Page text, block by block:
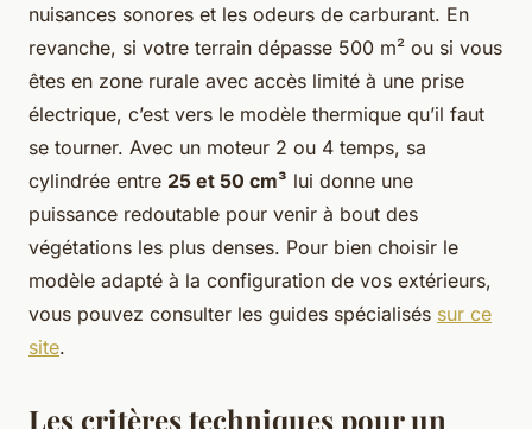
nuisances sonores et les odeurs de carburant. En
revanche, si votre terrain dépasse 500 m² ou si vous
êtes en zone rurale avec accès limité à une prise
électrique, c’est vers le modèle thermique qu’il faut
se tourner. Avec un moteur 2 ou 4 temps, sa
cylindrée entre 25 et 50 cm³ lui donne une
puissance redoutable pour venir à bout des
végétations les plus denses. Pour bien choisir le
modèle adapté à la configuration de vos extérieurs,
vous pouvez consulter les guides spécialisés sur ce
site.
Les critères techniques pour un